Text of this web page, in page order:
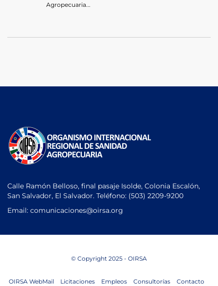
Agropecuaria...
Calle Ramón Belloso, final pasaje Isolde, Colonia Escalón,
San Salvador, El Salvador. Teléfono: (503) 2209-9200
Email: comunicaciones@oirsa.org
© Copyright 2025 - OIRSA
OIRSA WebMail Licitaciones Empleos Consultorías
Contacto